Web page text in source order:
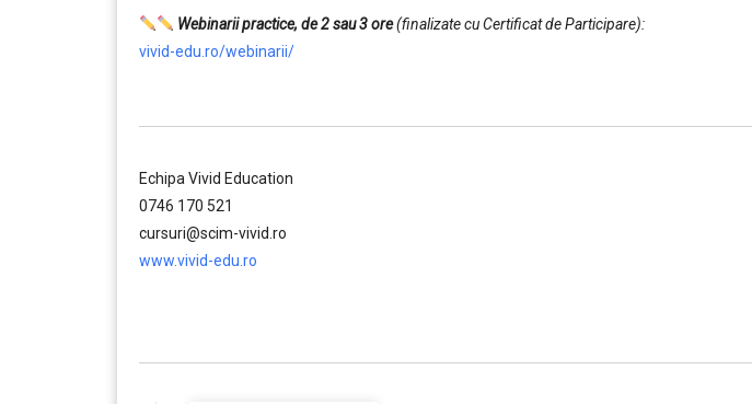
Webinarii practice, de 2 sau 3 ore(finalizate cu Certificat de Participare):
vivid-edu.ro/webinarii/
Echipa Vivid Education
0746 170 521
cursuri@scim-vivid.ro
www.vivid-edu.ro